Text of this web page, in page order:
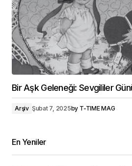
Bir Aşk Geleneği: Sevgililer
Arşiv Şubat 7, 2025by T-TIME MAG
En Yeniler